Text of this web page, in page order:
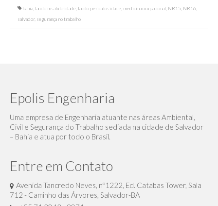
bahia laudo insalubridade laudo periculosidade medicina ocupacional NR15 NR16
salvador, segurança no trabalho
Epolis Engenharia
Uma empresa de Engenharia atuante nas áreas Ambiental,
Civil e Segurança do Trabalho sediada na cidade de Salvador
– Bahia e atua por todo o Brasil.
Entre em Contato
Avenida Tancredo Neves, nº1222, Ed. Catabas Tower, Sala
712 - Caminho das Árvores, Salvador-BA